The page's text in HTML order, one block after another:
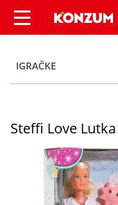
Steffi
IGRAČKE
Steffi Love